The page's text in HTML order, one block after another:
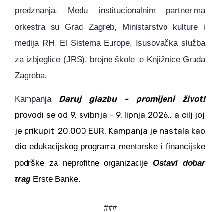
predznanja. Među institucionalnim partnerima
orkestra su Grad Zagreb, Ministarstvo kulture i
medija RH, El Sistema Europe, Isusovačka služba
za izbjeglice (JRS), brojne škole te Knjižnice Grada
Zagreba.
Kampanja Daruj glazbu - promijeni život!
provodi se od 9. svibnja - 9. lipnja 2026., a cilj joj
je prikupiti 20.000 EUR. Kampanja je nastala kao
dio edukacijskog programa mentorske i financijske
podrške za neprofitne organizacije Ostavi dobar
trag Erste Banke.
###